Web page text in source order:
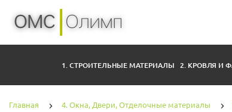
1. СТРОИТЕЛЬНЫЕ МАТЕРИАЛЫ 2. КРОВЛЯ И
Главная 4. Окна, Двери, Отделочные материалы